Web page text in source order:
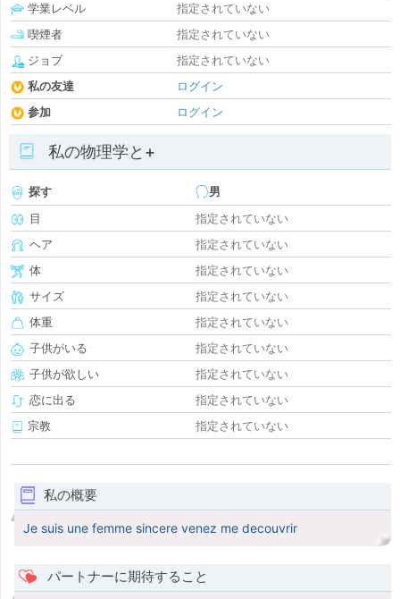
学業レベル
指定されていない
喫煙者
指定されていない
ジョブ
指定されていない
私の友達
ログイン
参加
ログイン
私の物理学と+
探す
男
目
指定されていない
ヘア
指定されていない
体
指定されていない
サイズ
指定されていない
体重
指定されていない
子供がいる
指定されていない
子供が欲しい
指定されていない
恋に出る
指定されていない
宗教
指定されていない
私の概要
Je suis une femme sincere venez me decouvrir
パートナーに期待すること